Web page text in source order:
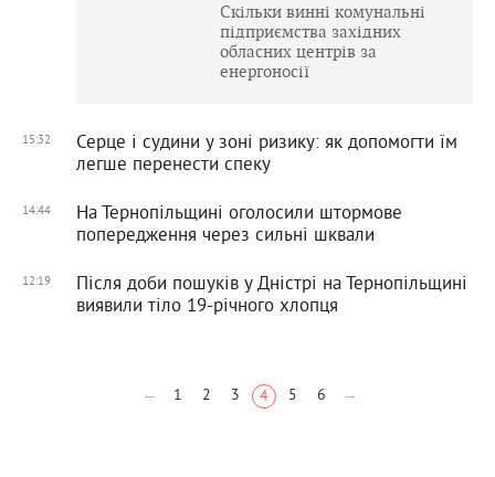
Скільки винні комунальні
підприємства західних
обласних центрів за
енергоносії
15:32
Серце і судини у зоні ризику: як допомогти їм
легше перенести спеку
14:44
На Тернопільщині оголосили штормове
попередження через сильні шквали
12:19
Після доби пошуків у Дністрі на Тернопільщині
виявили тіло 19-річного хлопця
← 1 2 3 4 5 6 →